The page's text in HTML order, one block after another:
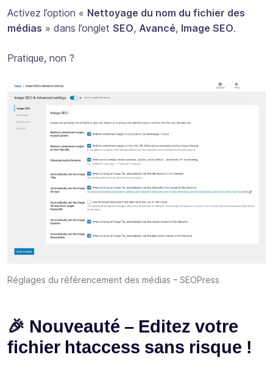
Activez l’option « Nettoyage du nom du fichier des
médias » dans l’onglet SEO, Avancé, Image SEO.
Pratique, non ?
Réglages du référencement des médias – SEOPress
🎉 Nouveauté – Editez votre
fichier htaccess sans risque !